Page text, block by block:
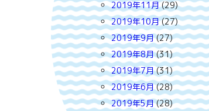
2019年11月(29)
2019年10月(27)
2019年9月(27)
2019年8月(31)
2019年7月(31)
2019年6月(28)
2019年5月(28)